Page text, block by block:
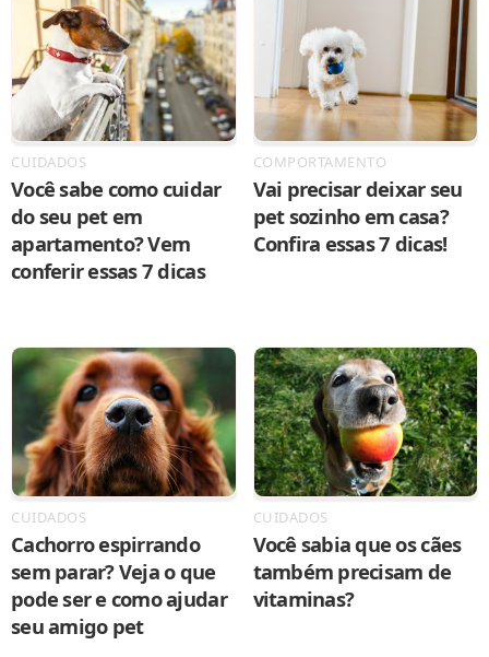
CUIDADOS
Você sabe como cuidar
do seu pet em
apartamento? Vem
conferir essas 7 dicas
COMPORTAMENTO
Vai precisar deixar seu
pet sozinho em casa?
Confira essas 7 dicas!
CUIDADOS
Cachorro espirrando
sem parar? Veja o que
pode ser e como ajudar
seu amigo pet
CUIDADOS
Você sabia que os cães
também precisam de
vitaminas?